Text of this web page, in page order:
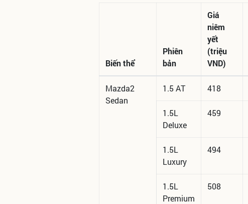
Biến thể
Phiên
bản
Giá
niêm
yết
(triệu
VND)
Mazda2
Sedan
1.5 AT 418
1.5L
Deluxe
459
1.5L
Luxury
494
1.5L
Premium
508